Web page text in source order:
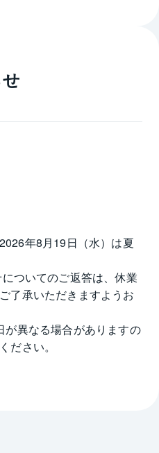
年8月19日（水）は夏
了承いただきますようお
異なる場合がありますの
ださい。